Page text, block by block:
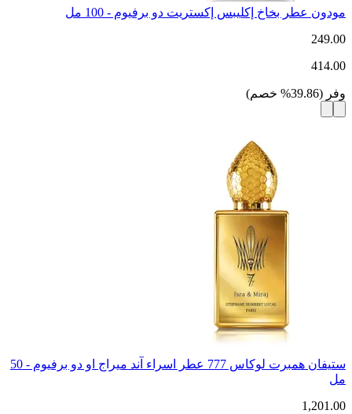
مودون عطر بخاخ إكليبس إكستريت دو برفيوم - 100 مل
249.00
414.00
وفر (
39.86
% خصم)
ستيفان همبرت لوكاس 777 عطر اسراء آند ميراج او دو برفيوم - 50
مل
1,201.00